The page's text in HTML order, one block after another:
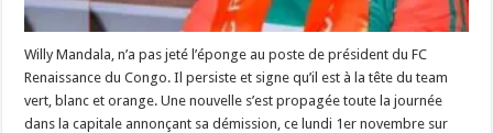
Willy Mandala, n’a pas jeté l’éponge au poste de président du FC
Renaissance du Congo. Il persiste et signe qu’il est à la tête du team
vert, blanc et orange. Une nouvelle s’est propagée toute la journée
dans la capitale annonçant sa démission, ce lundi 1er novembre sur